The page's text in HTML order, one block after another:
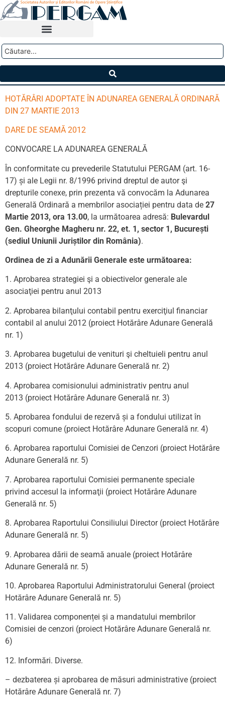
HOTĂRÂRI ADOPTATE ÎN ADUNAREA GENERALĂ ORDINARĂ
DIN 27 MARTIE 2013
DARE DE SEAMĂ 2012
CONVOCARE LA ADUNAREA GENERALĂ
În conformitate cu prevederile Statutului PERGAM (art. 16-
17) și ale Legii nr. 8/1996 privind dreptul de autor şi
drepturile conexe, prin prezenta vă convocăm la Adunarea
Generală Ordinară a membrilor asociației pentru data de 27
Martie 2013, ora 13.00, la următoarea adresă: Bulevardul
Gen. Gheorghe Magheru nr. 22, et. 1, sector 1, București
(sediul Uniunii Juriștilor din România).
Ordinea de zi a Adunării Generale este următoarea:
1. Aprobarea strategiei şi a obiectivelor generale ale
asociaţiei pentru anul 2013
2. Aprobarea bilanţului contabil pentru exerciţiul financiar
contabil al anului 2012 (proiect Hotărâre Adunare Generală
nr. 1)
3. Aprobarea bugetului de venituri şi cheltuieli pentru anul
2013 (proiect Hotărâre Adunare Generală nr. 2)
4. Aprobarea comisionului administrativ pentru anul
2013 (proiect Hotărâre Adunare Generală nr. 3)
5. Aprobarea fondului de rezervă și a fondului utilizat în
scopuri comune (proiect Hotărâre Adunare Generală nr. 4)
6. Aprobarea raportului Comisiei de Cenzori (proiect Hotărâre
Adunare Generală nr. 5)
7. Aprobarea raportului Comisiei permanente speciale
privind accesul la informaţii (proiect Hotărâre Adunare
Generală nr. 5)
8. Aprobarea Raportului Consiliului Director (proiect Hotărâre
Adunare Generală nr. 5)
9. Aprobarea dării de seamă anuale (proiect Hotărâre
Adunare Generală nr. 5)
10. Aprobarea Raportului Administratorului General (proiect
Hotărâre Adunare Generală nr. 5)
11. Validarea componenței și a mandatului membrilor
Comisiei de cenzori (proiect Hotărâre Adunare Generală nr.
6)
12. Informări. Diverse.
– dezbaterea și aprobarea de măsuri administrative (proiect
Hotărâre Adunare Generală nr. 7)